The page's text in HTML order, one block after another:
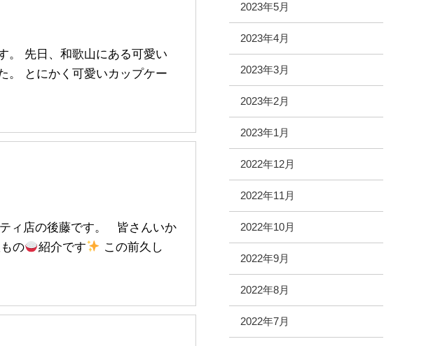
。 先日、和歌山にある可愛い
。 とにかく可愛いカップケー
ィ店の後藤です。 皆さんいか
の
紹介です
この前久し
2023年5月
2023年4月
2023年3月
2023年2月
2023年1月
2022年12月
2022年11月
2022年10月
2022年9月
2022年8月
2022年7月